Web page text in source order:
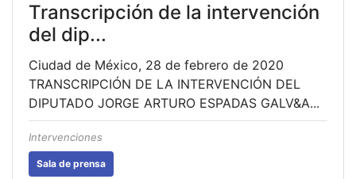
Transcripción de la intervención
del dip...
Ciudad de México, 28 de febrero de 2020
TRANSCRIPCIÓN DE LA INTERVENCIÓN DEL
DIPUTADO JORGE ARTURO ESPADAS GALV&A...
Intervenciones
Sala de prensa